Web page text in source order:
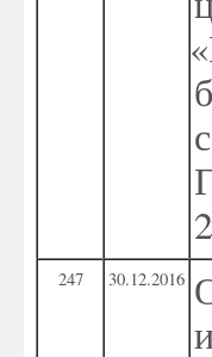
«
247 30.12.2016